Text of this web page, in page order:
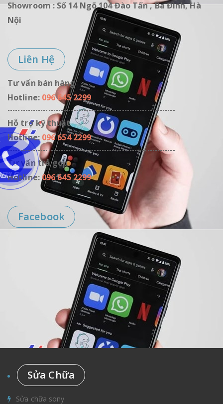
• Cam kết mọi sản
phẩm đến tay khách
hàng đều là hàng chất
ZIN MOBILE - Uy Tín,
Tận Tâm, Chất Lượng
phẩm đến tay khách
hàng đều là hàng chất
lượng cao
ZIN MOBILE - Uy Tín,
Tận Tâm, Chất Lượng
Showroom : Số 14 Ngõ 104 Đào Tấn , Ba Đình, Hà
Nội
Liên Hệ
Tư vấn bán hàng
Hotline: 096 645 2299
------------------------------------------------------------------
Hỗ trợ kỹ thuật
Hotline: 096 654 2299
------------------------------------------------------------------
Tư vấn trả góp
Hotline:096 645 2299
Facebook
Sửa Chữa
Sửa chữa sony